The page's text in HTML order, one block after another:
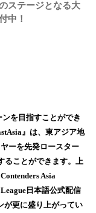
ステージとなる大
中！
を目指すことができ
』は、東アジア地
ーを先発ロースター
ることができます。上
Asia
日本語公式配信
が更に盛り上がってい